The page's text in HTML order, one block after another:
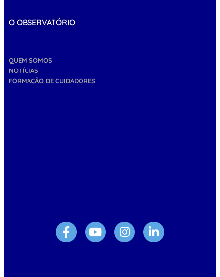
O OBSERVATÓRIO
QUEM SOMOS
NOTÍCIAS
FORMAÇÃO DE CUIDADORES